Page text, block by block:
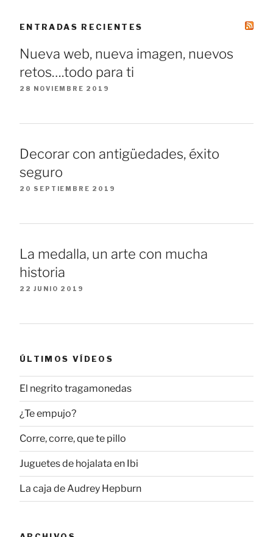
ENTRADAS RECIENTES
Nueva web, nueva imagen, nuevos
retos….todo para ti
28 NOVIEMBRE 2019
Decorar con antigüedades, éxito
seguro
20 SEPTIEMBRE 2019
La medalla, un arte con mucha
historia
22 JUNIO 2019
ÚLTIMOS VÍDEOS
El negrito tragamonedas
¿Te empujo?
Corre, corre, que te pillo
Juguetes de hojalata en Ibi
La caja de Audrey Hepburn